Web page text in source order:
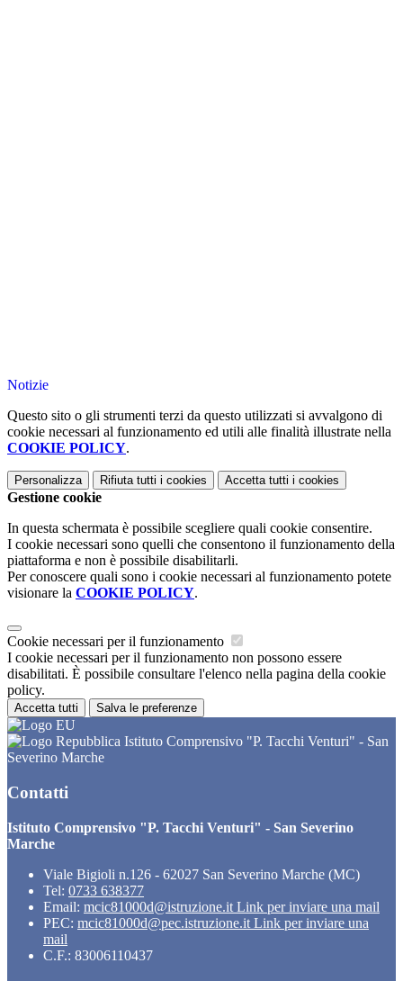
Notizie
Questo sito o gli strumenti terzi da questo utilizzati si avvalgono di
cookie necessari al funzionamento ed utili alle finalità illustrate nella
COOKIE POLICY.
Personalizza Rifiuta tutti i cookies Accetta tutti i cookies
Gestione cookie
In questa schermata è possibile scegliere quali cookie consentire.
I cookie necessari sono quelli che consentono il funzionamento della
piattaforma e non è possibile disabilitarli.
Per conoscere quali sono i cookie necessari al funzionamento potete
visionare la COOKIE POLICY.
Cookie necessari per il funzionamento
I cookie necessari per il funzionamento non possono essere
disabilitati. È possibile consultare l'elenco nella pagina della cookie
policy.
Accetta tutti Salva le preferenze
Istituto Comprensivo "P. Tacchi Venturi" - San
Severino Marche
Contatti
Istituto Comprensivo "P. Tacchi Venturi" - San Severino
Marche
Viale Bigioli n.126 - 62027 San Severino Marche (MC)
Tel: 0733 638377
Email: mcic81000d@istruzione.it Link per inviare una mail
PEC: mcic81000d@pec.istruzione.it Link per inviare una
mail
C.F.: 83006110437